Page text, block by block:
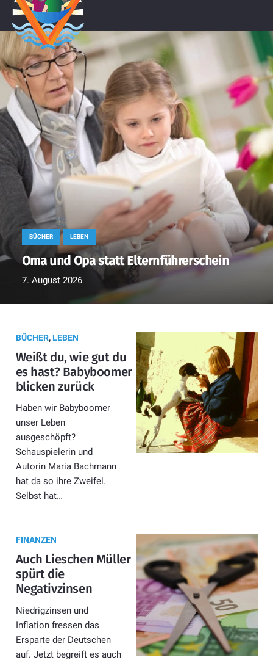
BÜCHER LEBEN
Oma und Opa statt Elternführerschein
7. August 2026
BÜCHER,LEBEN
Weißt du, wie gut du
es hast? Babyboomer
blicken zurück
Haben wir Babyboomer
unser Leben
ausgeschöpft?
Schauspielerin und
Autorin Maria Bachmann
hat da so ihre Zweifel.
Selbst hat…
FINANZEN
Auch Lieschen Müller
spürt die
Negativzinsen
Niedrigzinsen und
Inflation fressen das
Ersparte der Deutschen
auf. Jetzt begreift es auch